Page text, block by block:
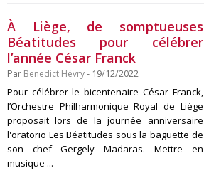
À Liège, de somptueuses
Béatitudes pour célébrer
l’année César Franck
Par Benedict Hévry- 19/12/2022
Pour célébrer le bicentenaire César Franck,
l’Orchestre Philharmonique Royal de Liège
proposait lors de la journée anniversaire
l'oratorio Les Béatitudes sous la baguette de
son chef Gergely Madaras. Mettre en
musique ...